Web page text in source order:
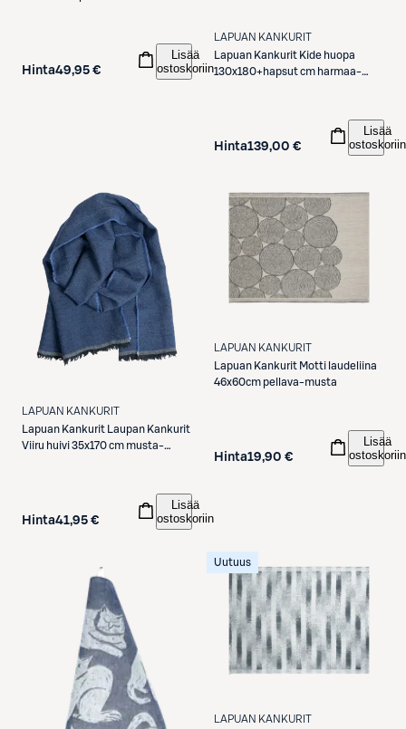
Hinta49,95 €
Lisää
ostoskoriin
LAPUAN KANKURIT
Lapuan Kankurit Kide huopa
130x180+hapsut cm harmaa-
Hinta139,00 €
Lisää
ostoskoriin
LAPUAN KANKURIT
Lapuan Kankurit
Laupan Kankurit
Viiru huivi 35x170 cm musta-
Hinta41,95 €
Lisää
ostoskoriin
LAPUAN KANKURIT
Lapuan Kankurit Motti laudeliina
46x60cm pellava-musta
Hinta19,90 €
Lisää
ostoskoriin
Uutuus
LAPUAN KANKURIT